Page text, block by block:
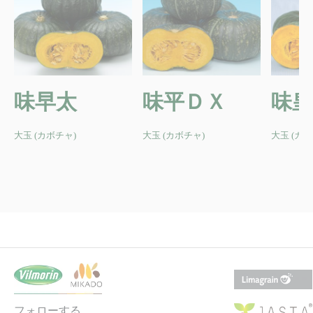
味早太
大玉 (カボチャ)
味平ＤＸ
大玉 (カボチャ)
味皇
大玉 (カ